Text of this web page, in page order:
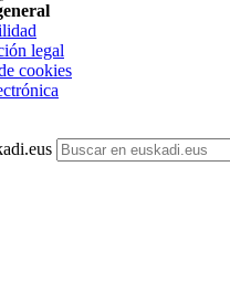
legal
cookies